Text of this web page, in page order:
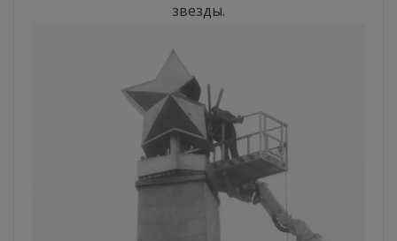
звезды.